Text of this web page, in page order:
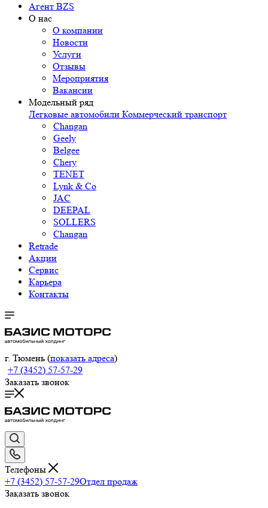
Агент BZS
О нас
О компании
Новости
Услуги
Отзывы
Мероприятия
Вакансии
Модельный ряд
Легковые автомобили Коммерческий транспорт
Changan
Geely
Belgee
Chery
TENET
Lynk & Co
JAC
DEEPAL
SOLLERS
Changan
Retrade
Акции
Сервис
Карьера
Контакты
г. Тюмень (показать адреса)
+7 (3452) 57-57-29
Заказать звонок
Телефоны
+7 (3452) 57-57-29Отдел продаж
Заказать звонок